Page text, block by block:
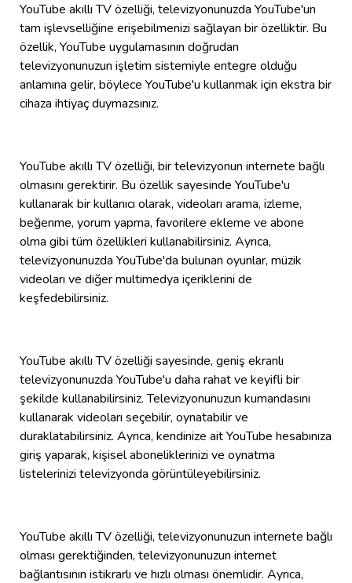
YouTube akıllı TV özelliği, televizyonunuzda YouTube'un
tam işlevselliğine erişebilmenizi sağlayan bir özelliktir. Bu
özellik, YouTube uygulamasının doğrudan
televizyonunuzun işletim sistemiyle entegre olduğu
anlamına gelir, böylece YouTube'u kullanmak için ekstra bir
cihaza ihtiyaç duymazsınız.
YouTube akıllı TV özelliği, bir televizyonun internete bağlı
olmasını gerektirir. Bu özellik sayesinde YouTube'u
kullanarak bir kullanıcı olarak, videoları arama, izleme,
beğenme, yorum yapma, favorilere ekleme ve abone
olma gibi tüm özellikleri kullanabilirsiniz. Ayrıca,
televizyonunuzda YouTube'da bulunan oyunlar, müzik
videoları ve diğer multimedya içeriklerini de
keşfedebilirsiniz.
YouTube akıllı TV özelliği sayesinde, geniş ekranlı
televizyonunuzda YouTube'u daha rahat ve keyifli bir
şekilde kullanabilirsiniz. Televizyonunuzun kumandasını
kullanarak videoları seçebilir, oynatabilir ve
duraklatabilirsiniz. Ayrıca, kendinize ait YouTube hesabınıza
giriş yaparak, kişisel aboneliklerinizi ve oynatma
listelerinizi televizyonda görüntüleyebilirsiniz.
YouTube akıllı TV özelliği, televizyonunuzun internete bağlı
olması gerektiğinden, televizyonunuzun internet
bağlantısının istikrarlı ve hızlı olması önemlidir. Ayrıca,